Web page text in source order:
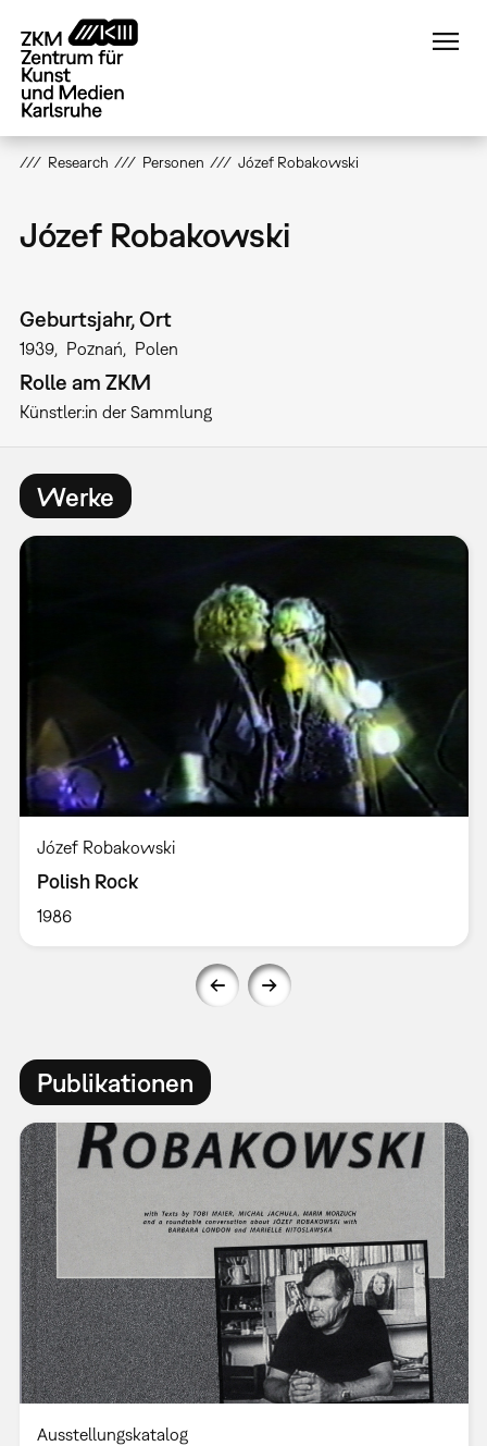
zum
Inhalt
Research Personen Józef Robakowski
Józef Robakowski
Geburtsjahr, Ort
1939 Poznań Polen
Rolle am ZKM
Künstler:in der Sammlung
Werke
Józef Robakowski
Polish Rock
1986
Publikationen
Ausstellungskatalog